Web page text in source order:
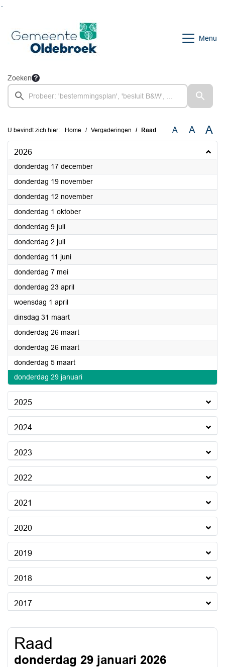
Menu
Zoeken
U bevindt zich hier: Home Vergaderingen Raad A A A
2026
donderdag 17 december2026
donderdag 19 november2026
donderdag 12 november2026
donderdag 1 oktober2026
donderdag 9 juli2026
donderdag 2 juli2026
donderdag 11 juni2026
donderdag 7 mei2026
donderdag 23 april2026
woensdag 1 april2026
dinsdag 31 maart2026
donderdag 26 maart2026
donderdag 26 maart2026
donderdag 5 maart2026
donderdag 29 januari2026
2025
2024
2023
2022
2021
2020
2019
2018
2017
Raad
donderdag 29 januari 2026